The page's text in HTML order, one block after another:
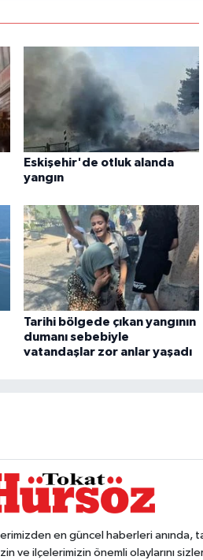
Eskişehir'de otluk alanda
yangın
Tarihi bölgede çıkan yangının
dumanı sebebiyle
vatandaşlar zor anlar yaşadı
en güncel haberleri anında,
ve ilçelerimizin önemli olaylarını